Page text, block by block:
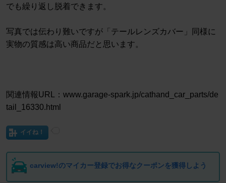
でも繰り返し脱着できます。
写真では伝わり難いですが「テールレンズカバー」同様に
実物の質感は高い商品だと思います。
関連情報URL：www.garage-spark.jp/cathand_car_parts/de
tail_16330.html
イイね！
carview!のマイカー登録でお得なクーポンを獲得しよう